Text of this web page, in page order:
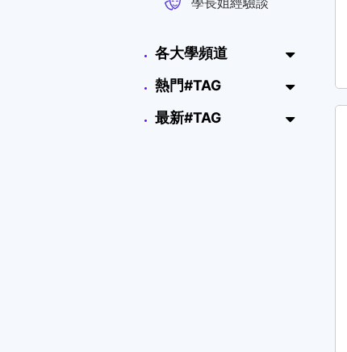
各大學頻道
熱門#TAG
最新#TAG